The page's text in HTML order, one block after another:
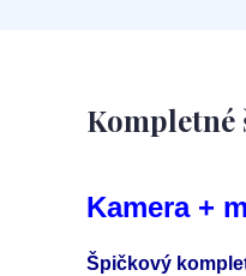
Kompletné
Kamera +
Špičkový